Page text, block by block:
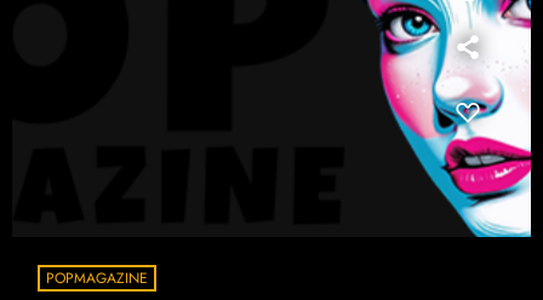
POPMAGAZINE